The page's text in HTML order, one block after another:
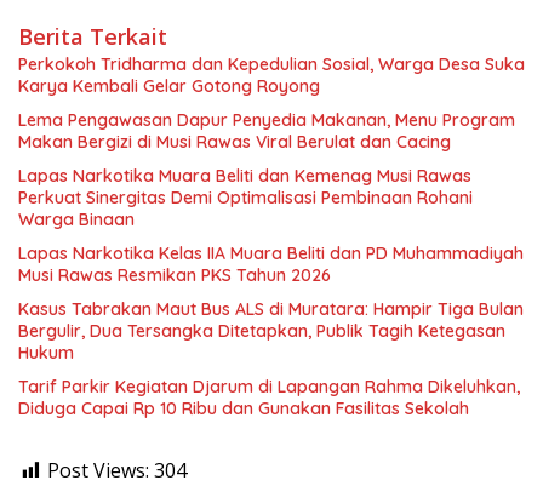
Berita Terkait
Perkokoh Tridharma dan Kepedulian Sosial, Warga Desa Suka
Karya Kembali Gelar Gotong Royong
Lema Pengawasan Dapur Penyedia Makanan, Menu Program
Makan Bergizi di Musi Rawas Viral Berulat dan Cacing
Lapas Narkotika Muara Beliti dan Kemenag Musi Rawas
Perkuat Sinergitas Demi Optimalisasi Pembinaan Rohani
Warga Binaan
Lapas Narkotika Kelas IIA Muara Beliti dan PD Muhammadiyah
Musi Rawas Resmikan PKS Tahun 2026
Kasus Tabrakan Maut Bus ALS di Muratara: Hampir Tiga Bulan
Bergulir, Dua Tersangka Ditetapkan, Publik Tagih Ketegasan
Hukum
Tarif Parkir Kegiatan Djarum di Lapangan Rahma Dikeluhkan,
Diduga Capai Rp 10 Ribu dan Gunakan Fasilitas Sekolah
Post Views: 304